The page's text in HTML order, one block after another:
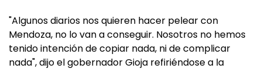
"Algunos diarios nos quieren hacer pelear con
Mendoza, no lo van a conseguir. Nosotros no hemos
tenido intención de copiar nada, ni de complicar
nada", dijo el gobernador Gioja refiriéndose a la